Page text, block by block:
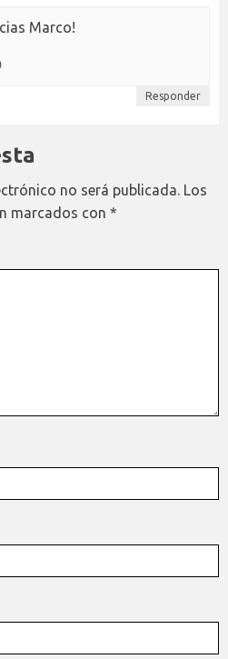
Marco!
Responder
no será publicada. Los
marcados con *